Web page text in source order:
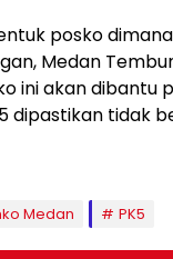
posko
Medan
ini akan dibantu
dipastikan tidak
Medan PK5